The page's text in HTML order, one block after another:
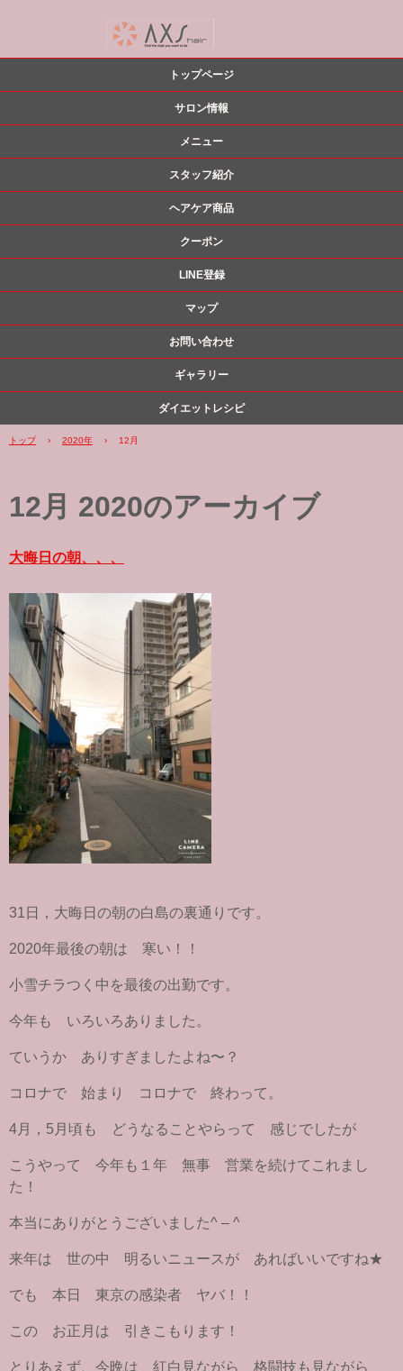
トップページ
サロン情報
メニュー
スタッフ紹介
ヘアケア商品
クーポン
LINE登録
マップ
お問い合わせ
ギャラリー
ダイエットレシピ
トップ › 2020年 › 12月
12月 2020のアーカイブ
大晦日の朝、、、
31日，大晦日の朝の白島の裏通りです。
2020年最後の朝は 寒い！！
小雪チラつく中を最後の出勤です。
今年も いろいろありました。
ていうか ありすぎましたよね〜？
コロナで 始まり コロナで 終わって。
4月，5月頃も どうなることやらって 感じでしたが
こうやって 今年も１年 無事 営業を続けてこれまし
た！
本当にありがとうございました^ – ^
来年は 世の中 明るいニュースが あればいいですね★
でも 本日 東京の感染者 ヤバ！！
この お正月は 引きこもります！
とりあえず、今晩は 紅白見ながら 格闘技も見ながら